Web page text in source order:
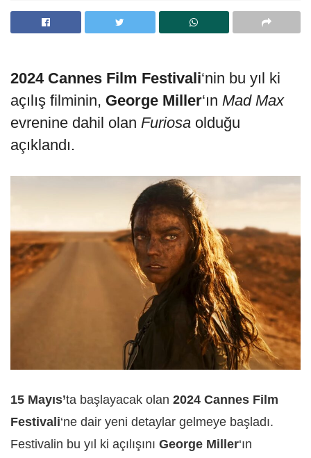
2024 Cannes Film Festivali‘nin bu yıl ki
açılış filminin, George Miller‘ın Mad Max
evrenine dahil olan Furiosa olduğu
açıklandı.
15 Mayıs’ta başlayacak olan 2024 Cannes Film
Festivali‘ne dair yeni detaylar gelmeye başladı.
Festivalin bu yıl ki açılışını George Miller‘ın